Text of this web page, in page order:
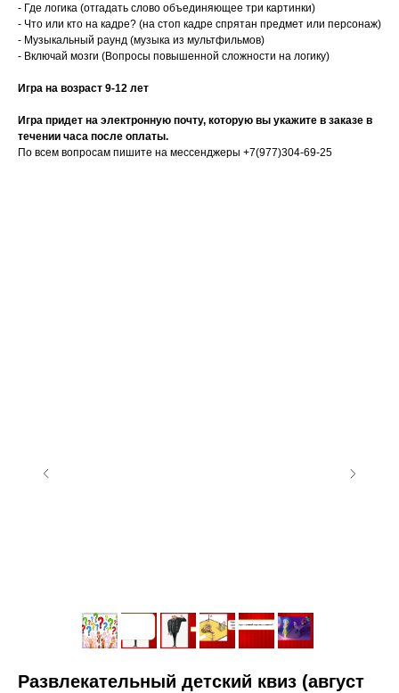
- Где логика (отгадать слово объединяющее три картинки)
- Что или кто на кадре? (на стоп кадре спрятан предмет или персонаж)
- Музыкальный раунд (музыка из мультфильмов)
- Включай мозги (Вопросы повышенной сложности на логику)
Игра на возраст 9-12 лет
Игра придет на электронную почту, которую вы укажите в заказе в
течении часа после оплаты.
По всем вопросам пишите на мессенджеры +7(977)304-69-25
Развлекательный детский квиз (август